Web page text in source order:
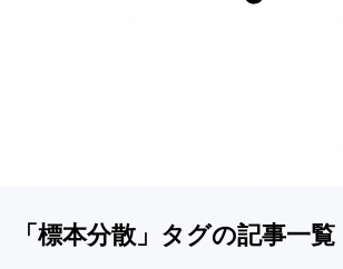
「標本分散」タグの記事一覧